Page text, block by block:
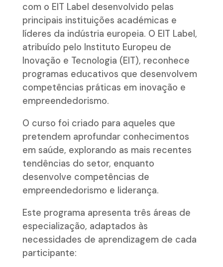
com o EIT Label desenvolvido pelas
principais instituições académicas e
líderes da indústria europeia. O EIT Label,
atribuído pelo Instituto Europeu de
Inovação e Tecnologia (EIT), reconhece
programas educativos que desenvolvem
competências práticas em inovação e
empreendedorismo.
O curso foi criado para aqueles que
pretendem aprofundar conhecimentos
em saúde, explorando as mais recentes
tendências do setor, enquanto
desenvolve competências de
empreendedorismo e liderança.
Este programa apresenta três áreas de
especialização, adaptados às
necessidades de aprendizagem de cada
participante: